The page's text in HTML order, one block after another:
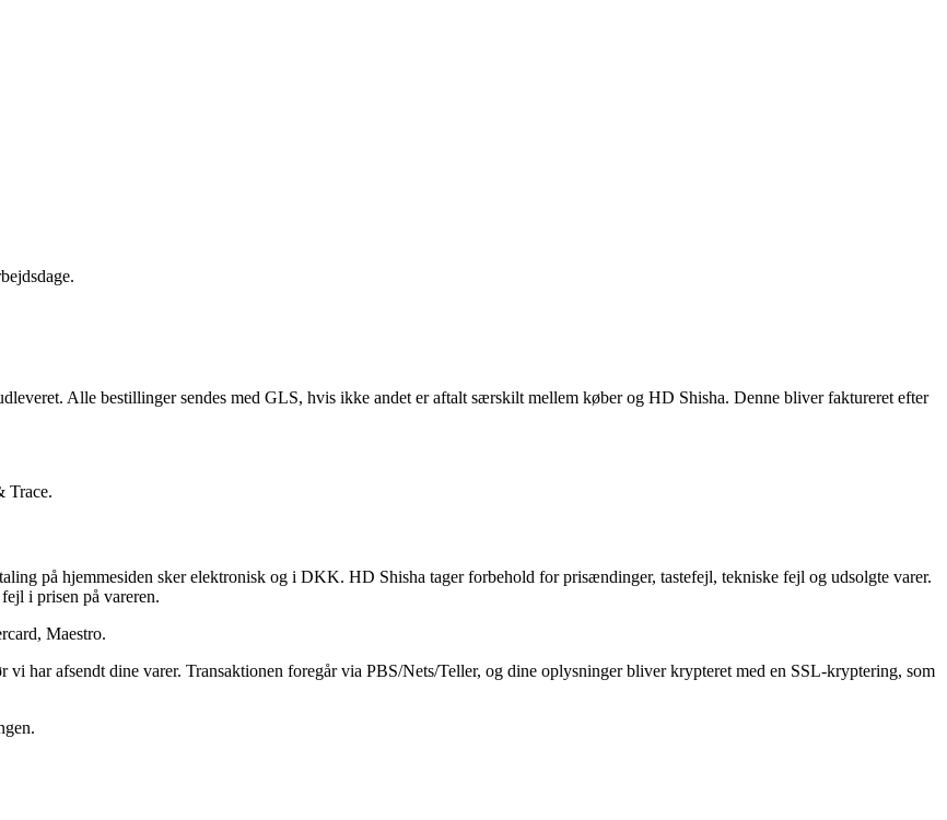
Alle bestillinger sendes med GLS, hvis ikke andet er aftalt særskilt mellem køber og HD Shisha. Denne bliver faktureret efter
Trace.
på hjemmesiden sker elektronisk og i DKK. HD Shisha tager forbehold for prisændinger, tastefejl, tekniske fejl og udsolgte varer.
i prisen på vareren.
Maestro.
har afsendt dine varer. Transaktionen foregår via PBS/Nets/Teller, og dine oplysninger bliver krypteret med en SSL-kryptering, som